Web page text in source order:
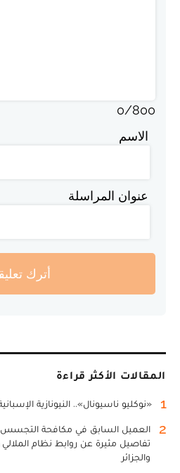
0/800
الاسم
عنوان المراسلة
أترك
المقالات الأكثر قراءة
1 «نوكليو ناسيونال».. النيونازية
2
العميل السابق في مكافحة
تفاصيل مثيرة عن روابط نظام الملالي
والجزائر